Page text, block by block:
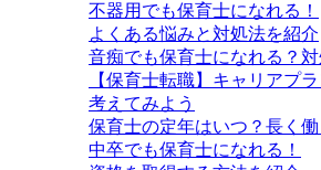
不器用でも保育士になれる！
よくある悩みと対処法を紹介
音痴でも保育士になれる？
【保育士転職】キャリアプ
考えてみよう
保育士の定年はいつ？長く
中卒でも保育士になれる！